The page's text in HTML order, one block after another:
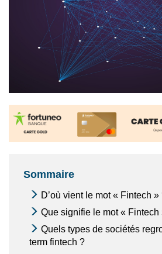
Sommaire
D’où vient le mot « Fintech »
Que signifie le mot « Fintech
Quels types de sociétés
term fintech ?